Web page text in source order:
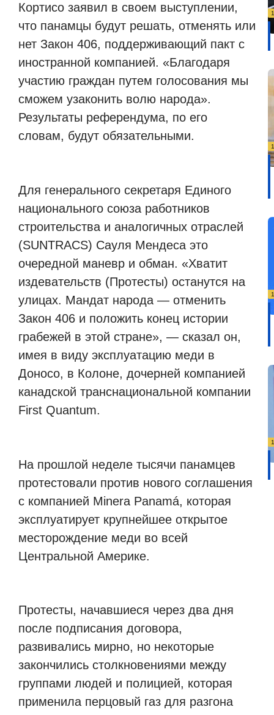
Кортисо заявил в своем выступлении,
что панамцы будут решать, отменять или
нет Закон 406, поддерживающий пакт с
иностранной компанией. «Благодаря
участию граждан путем голосования мы
сможем узаконить волю народа».
Результаты референдума, по его
словам, будут обязательными.
Для генерального секретаря Единого
национального союза работников
строительства и аналогичных отраслей
(SUNTRACS) Сауля Мендеса это
очередной маневр и обман. «Хватит
издевательств (Протесты) останутся на
улицах. Мандат народа — отменить
Закон 406 и положить конец истории
грабежей в этой стране», — сказал он,
имея в виду эксплуатацию меди в
Доносо, в Колоне, дочерней компанией
канадской транснациональной компании
First Quantum.
На прошлой неделе тысячи панамцев
протестовали против нового соглашения
с компанией Minera Panamá, которая
эксплуатирует крупнейшее открытое
месторождение меди во всей
Центральной Америке.
Протесты, начавшиеся через два дня
после подписания договора,
развивались мирно, но некоторые
закончились столкновениями между
группами людей и полицией, которая
применила перцовый газ для разгона